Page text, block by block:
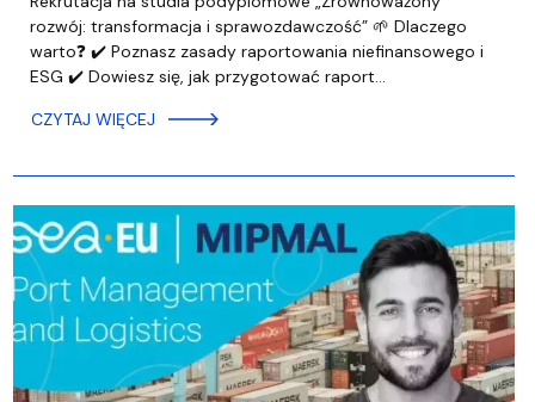
rozwój: transformacja i sprawozdawczość” 🌱 Dlaczego
warto❓ ✔️ Poznasz zasady raportowania niefinansowego i
ESG ✔️ Dowiesz się, jak przygotować raport…
CZYTAJ WIĘCEJ